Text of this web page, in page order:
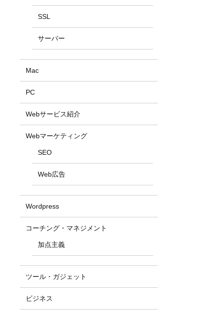
SSL
サーバー
Mac
PC
Webサービス紹介
Webマーケティング
SEO
Web広告
Wordpress
コーチング・マネジメント
加点主義
ツール・ガジェット
ビジネス